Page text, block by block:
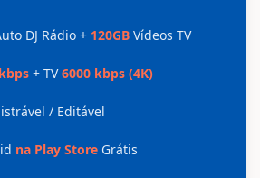
DJ Rádio + 120GB Vídeos TV
+ TV6000 kbps (4K)
/ Editável
na Play Store Grátis